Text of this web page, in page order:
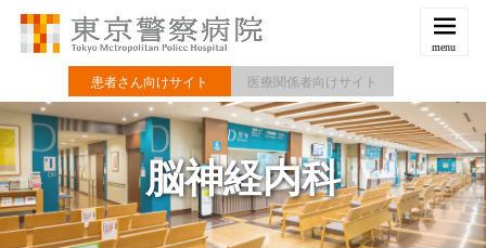
患者さん向けサイト 医療関係者向けサイト
脳神経内科